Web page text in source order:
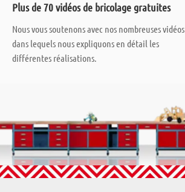
Plus de 70 vidéos de bricolage gratuites
Nous vous soutenons avec nos nombreuses vidéos
dans lequels nous expliquons en détail les
différentes réalisations.